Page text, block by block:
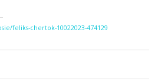
feliks-chertok-10022023-474129